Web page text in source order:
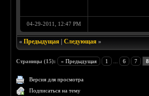
04-29-2011, 12:47 PM
«Предыдущая |Следующая »
Страницы (15): « Предыдущая 1 6 7 8
Версия для просмотра
Подписаться на тему